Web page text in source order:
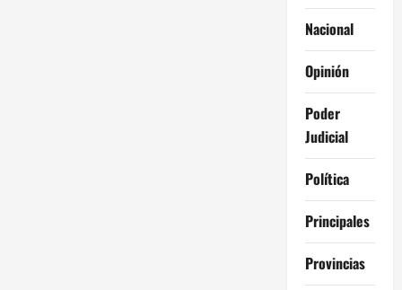
Nacional
Opinión
Poder
Judicial
Política
Principales
Provincias